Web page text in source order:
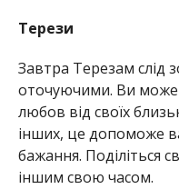
Терези
Завтра Терезам слід
оточуючими. Ви
любов від своїх
інших, це допоможе
бажання. Поділіться
іншим свою часом.